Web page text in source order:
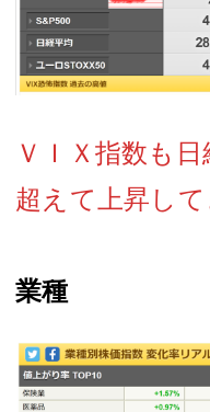
ＶＩＸ指数も
超えて上昇して
業種